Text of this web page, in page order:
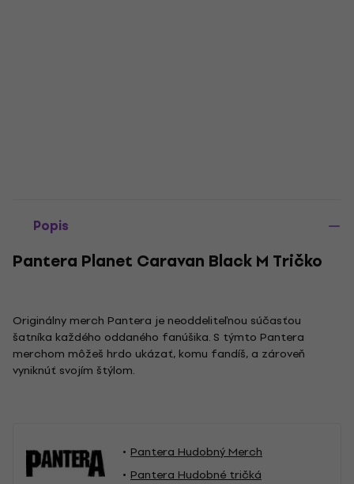
Popis
Pantera Planet Caravan Black M Tričko
Originálny merch Pantera je neoddeliteľnou súčasťou
šatníka každého oddaného fanúšika. S týmto Pantera
merchom môžeš hrdo ukázať, komu fandíš, a zároveň
vyniknúť svojím štýlom.
Pantera Hudobný Merch
Pantera Hudobné tričká